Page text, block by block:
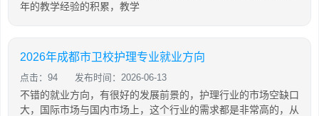
年的教学经验的积累，教学
2026年成都市卫校护理专业就业方向
点击：94 发布时间：2026-06-13
不错的就业方向，有很好的发展前景的，护理行业的市场空缺口
大，国际市场与国内市场上，这个行业的需求都是非常高的，从